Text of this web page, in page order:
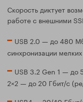
Скорость диктует
работе с внешними
USB 2.0 — до 480
синхронизации
USB 3.2 Gen 1 — до
2×2 — до 20 Гбит/с